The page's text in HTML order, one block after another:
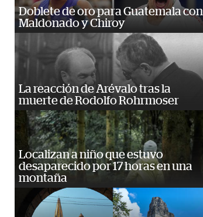
Doblete de oro para Guatemala con
Maldonado y Chiroy
La reacción de Arévalo tras la
muerte de Rodolfo Rohrmoser
Localizan a niño que estuvo
desaparecido por 17 horas en una
montaña